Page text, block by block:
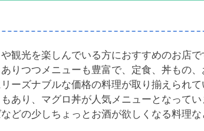
観光を楽しんでいる方におすすめのお店で
りつつメニューも豊富で、定食、丼もの、
ーズナブルな価格の料理が取り揃えられて
あり、マグロ丼が人気メニューとなって
どの少しちょっとお酒が欲しくなる料理